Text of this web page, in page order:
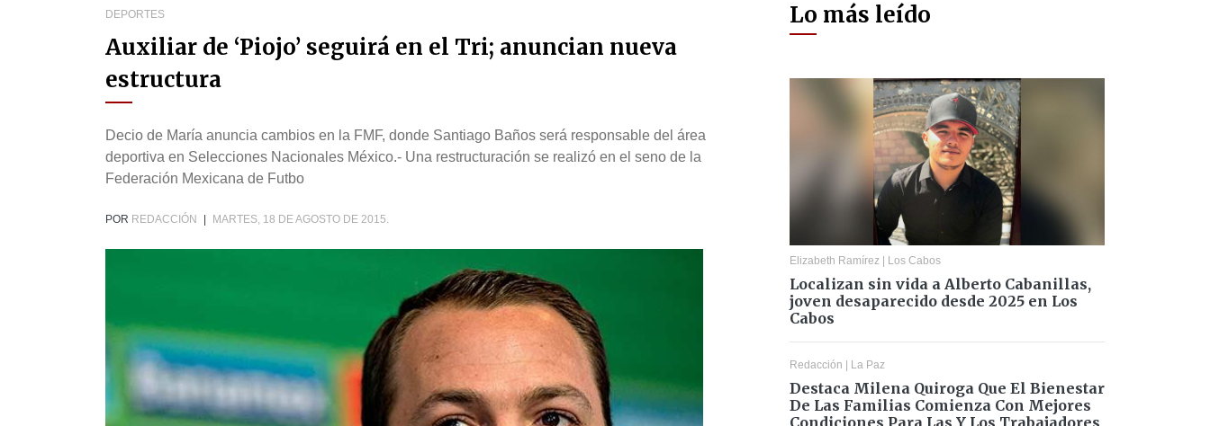
DEPORTES
Auxiliar de ‘Piojo’ seguirá en el Tri; anuncian nueva
estructura
Decio de María anuncia cambios en la FMF, donde Santiago Baños será responsable del área
deportiva en Selecciones Nacionales México.- Una restructuración se realizó en el seno de la
Federación Mexicana de Futbo
POR REDACCIÓN MARTES, 18 DE AGOSTO DE 2015.
Lo más leído
Elizabeth Ramírez | Los Cabos
Localizan sin vida a Alberto Cabanillas,
joven desaparecido desde 2025 en Los
Cabos
Redacción | La Paz
Destaca Milena Quiroga Que El Bienestar
De Las Familias Comienza Con Mejores
Condiciones Para Las Y Los Trabajadores